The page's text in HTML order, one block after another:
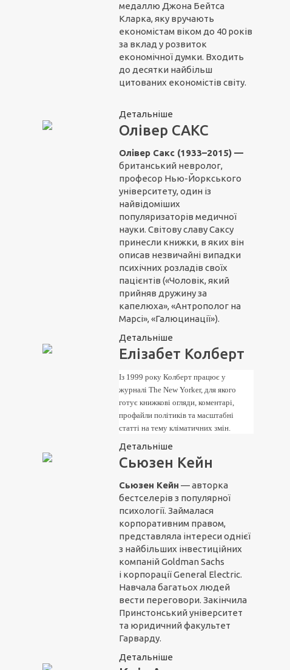
медаллю Джона Бейтса
Кларка, яку вручають
економістам віком до 40 років
за вклад у розвиток
економічної думки. Входить
до десятки найбільш
цитованих економістів світу.
Детальніше
Олівер САКС
Олівер Сакс (1933–2015) —
британський невролог,
професор Нью-Йоркського
університету, один із
найвідоміших
популяризаторів медичної
науки. Світову славу Саксу
принесли книжки, в яких він
описав незвичайні випадки
психічних розладів своїх
пацієнтів («Чоловік, який
прийняв дружину за
капелюха», «Антрополог на
Марсі», «Галюцинації»).
Детальніше
Елізабет Колберт
Із 1999 року Колберт працює у
журналі The New Yorker, для якого
готує книжкові огляди, коментарі,
профайли політиків та масштабні
статті на тему кліматичних змін.
Детальніше
Сьюзен Кейн
Сьюзен Кейн — авторка
бестселерів з популярної
психології. Займалася
корпоративним правом,
представляла інтереси однієї
з найбільших інвестиційних
компаній Goldman Sachs
і корпорації General Electric.
Навчала багатьох людей
вести переговори. Закінчила
Принстонський університет
та юридичний факультет
Гарварду.
Детальніше